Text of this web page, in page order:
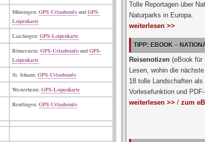
Münsingen: GPS-Urlaubsinfo und GPS-
Loipenkarte
Laichingen: GPS-Loipenkarte
Römerstein: GPS-Urlaubsinfo und GPS-
Loipenkarte
St. Johann: GPS-Urlaubsinfo
Westerheim: GPS-Loipenkarte
Reutlingen: GPS-Urlaubsinfo
Tolle Reportagen über
Naturparks in Europa.
weiterlesen >>
TIPP: EBOOK –
Reisenotizen (eBook für
Lesen, wohin die
18 tolle Landschaften
Vorlesefunktion und
weiterlesen >> / zum